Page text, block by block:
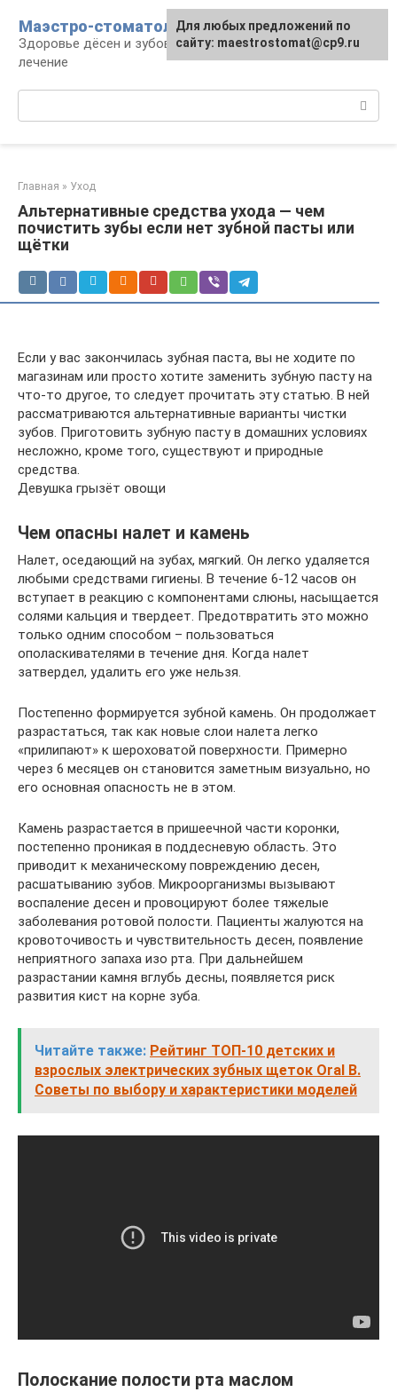
контенту
Маэстро-стоматолог
Здоровье дёсен и зубов, диагностика и
лечение
Главная » Уход
Альтернативные средства ухода — чем
почистить зубы если нет зубной пасты или
щётки
Если у вас закончилась зубная паста, вы не ходите по
магазинам или просто хотите заменить зубную пасту на
что-то другое, то следует прочитать эту статью. В ней
рассматриваются альтернативные варианты чистки
зубов. Приготовить зубную пасту в домашних условиях
несложно, кроме того, существуют и природные
средства.
Девушка грызёт овощи
Чем опасны налет и камень
Налет, оседающий на зубах, мягкий. Он легко удаляется
любыми средствами гигиены. В течение 6-12 часов он
вступает в реакцию с компонентами слюны, насыщается
солями кальция и твердеет. Предотвратить это можно
только одним способом – пользоваться
ополаскивателями в течение дня. Когда налет
затвердел, удалить его уже нельзя.
Постепенно формируется зубной камень. Он продолжает
разрастаться, так как новые слои налета легко
«прилипают» к шероховатой поверхности. Примерно
через 6 месяцев он становится заметным визуально, но
его основная опасность не в этом.
Камень разрастается в пришеечной части коронки,
постепенно проникая в поддесневую область. Это
приводит к механическому повреждению десен,
расшатыванию зубов. Микроорганизмы вызывают
воспаление десен и провоцируют более тяжелые
заболевания ротовой полости. Пациенты жалуются на
кровоточивость и чувствительность десен, появление
неприятного запаха изо рта. При дальнейшем
разрастании камня вглубь десны, появляется риск
развития кист на корне зуба.
Читайте также: Рейтинг ТОП-10 детских и
взрослых электрических зубных щеток Оral В.
Советы по выбору и характеристики моделей
Полоскание полости рта маслом
Для любых предложений по
сайту: maestrostomat@cp9.ru